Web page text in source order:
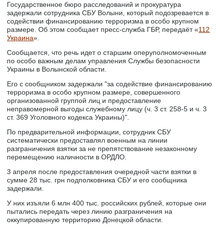
Государственное бюро расследований и прокуратура
задержали сотрудника СБУ Волыни, который подозревается в
содействии финансированию терроризма в особо крупном
размере. Об этом сообщает пресс-служба ГБР, передаёт «112
Украина».
Сообщается, что речь идет о старшим оперуполномоченным
по особо важным делам управления Службы безопасности
Украины в Волынской области.
Его с сообщником задержали "за содействие финансированию
терроризма в особо крупном размере, совершенного
организованной группой лиц и предоставление
неправомерной выгоды служебному лицу (ч. 3 ст. 258-5 и ч. 3
ст. 369 Уголовного кодекса Украины)".
По предварительной информации, сотрудник СБУ
систематически предоставлял военным на линии
разграничения взятки за не препятствование незаконному
перемещению наличности в ОРДЛО.
3 апреля после предоставления очередной части взятки в
сумме 28 тыс. грн подполковника СБУ и его сообщника
задержали.
У них изъяли 6 млн 400 тыс. российских рублей, которые они
пытались передать через линию разграничения на
оккупированную территорию Донецкой области.